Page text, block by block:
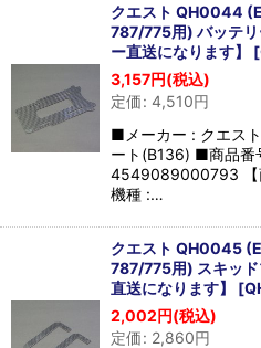
クエスト QH0044
787/775用) バッテ
ー直送になります】 [
3,157円(税込)
定価: 4,510円
■メーカー : クエス
ート(B136) ■商品
4549089000793 【
機種 :…
クエスト QH0045
787/775用) スキッ
直送になります】 [
2,002円(税込)
定価: 2,860円